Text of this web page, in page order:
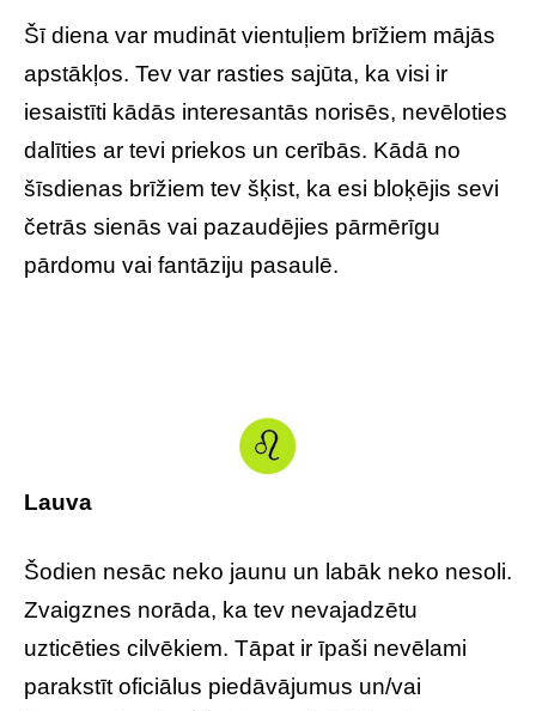
Šī diena var mudināt vientuļiem brīžiem mājās
apstākļos. Tev var rasties sajūta, ka visi ir
iesaistīti kādās interesantās norisēs, nevēloties
dalīties ar tevi priekos un cerībās. Kādā no
šīsdienas brīžiem tev šķist, ka esi bloķējis sevi
četrās sienās vai pazaudējies pārmērīgu
pārdomu vai fantāziju pasaulē.
Lauva
Šodien nesāc neko jaunu un labāk neko nesoli.
Zvaigznes norāda, ka tev nevajadzētu
uzticēties cilvēkiem. Tāpat ir īpaši nevēlami
parakstīt oficiālus piedāvājumus un/vai